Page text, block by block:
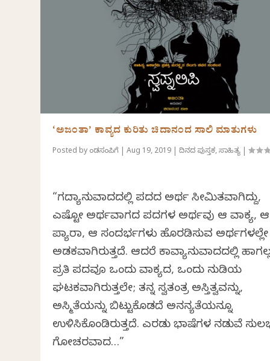
‘ಅಜಂತಾ’ ಕಾವ್ಯದ ಕುರಿತು ಚಿದಾನಂದ ಸಾಲಿ ಮಾತುಗಳು
Posted by ಕೆಂಡಸಂಪಿಗೆ |Aug 19, 2019 |ದಿನದ ಪುಸ್ತಕ,ಸಾಹಿತ್ಯ |
“ಗದ್ಯಾನುವಾದದಲ್ಲಿ ಪದದ ಅರ್ಥ ಸೀಮಿತವಾಗಿದ್ದು,
ಎಷ್ಟೋ ಅರ್ಥವಾಗದ ಪದಗಳ ಅರ್ಥವು ಆ ವಾಕ್ಯ, ಆ
ಪ್ಯಾರಾ, ಆ ಸಂದರ್ಭಗಳು ಹೊರಡಿಸುವ ಅರ್ಥಗಳಲ್ಲೇ
ಅಡಕವಾಗಿರುತ್ತದೆ. ಆದರೆ ಕಾವ್ಯಾನುವಾದದಲ್ಲಿ
ಪ್ರತಿ ಪದವೂ ಒಂದು ವಾಕ್ಯದ, ಒಂದು ನುಡಿಯ
ಘಟಕವಾಗಿರುತ್ತಲೇ; ತನ್ನ ಸ್ವತಂತ್ರ ಅಸ್ತಿತ್ವವನ್ನು,
ಅಸ್ಮಿತೆಯನ್ನು ಬಿಟ್ಟುಕೊಡದೆ ಅನನ್ಯತೆಯನ್ನೂ
ಉಳಿಸಿಕೊಂಡಿರುತ್ತದೆ. ಎರಡು ಭಾಷೆಗಳ ನಡುವೆ
ಗೋಚರವಾದ…”